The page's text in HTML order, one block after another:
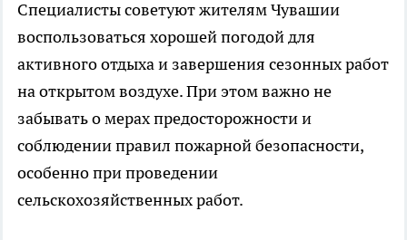
Специалисты советуют жителям Чувашии
воспользоваться хорошей погодой для
активного отдыха и завершения сезонных работ
на открытом воздухе. При этом важно не
забывать о мерах предосторожности и
соблюдении правил пожарной безопасности,
особенно при проведении
сельскохозяйственных работ.